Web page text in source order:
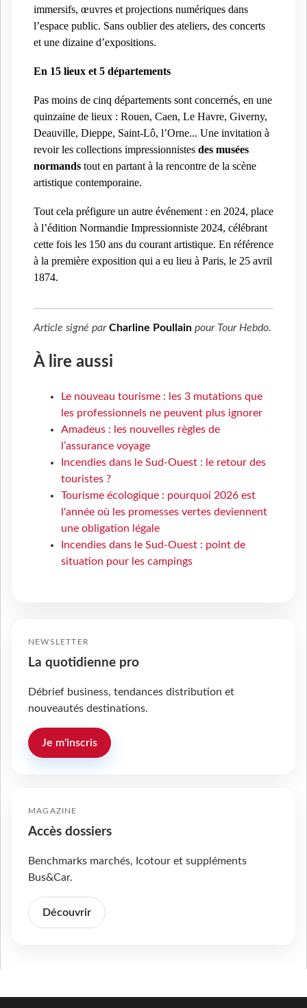
immersifs, œuvres et projections numériques dans
l’espace public. Sans oublier des ateliers, des concerts
et une dizaine d’expositions.
En 15 lieux et 5 départements
Pas moins de cinq départements sont concernés, en une
quinzaine de lieux : Rouen, Caen, Le Havre, Giverny,
Deauville, Dieppe, Saint-Lô, l’Orne... Une invitation à
revoir les collections impressionnistes des musées
normands tout en partant à la rencontre de la scène
artistique contemporaine.
Tout cela préfigure un autre événement : en 2024, place
à l’édition Normandie Impressionniste 2024, célébrant
cette fois les 150 ans du courant artistique. En référence
à la première exposition qui a eu lieu à Paris, le 25 avril
1874.
Article signé parCharline Poullain pour Tour Hebdo.
À lire aussi
Le nouveau tourisme : les 3 mutations que
les professionnels ne peuvent plus ignorer
Amadeus : les nouvelles règles de
l’assurance voyage
Incendies dans le Sud-Ouest : le retour des
touristes ?
Tourisme écologique : pourquoi 2026 est
l'année où les promesses vertes deviennent
une obligation légale
Incendies dans le Sud-Ouest : point de
situation pour les campings
NEWSLETTER
La quotidienne pro
Débrief business, tendances distribution et
nouveautés destinations.
Je m'inscris
MAGAZINE
Accès dossiers
Benchmarks marchés, Icotour et suppléments
Bus&Car.
Découvrir